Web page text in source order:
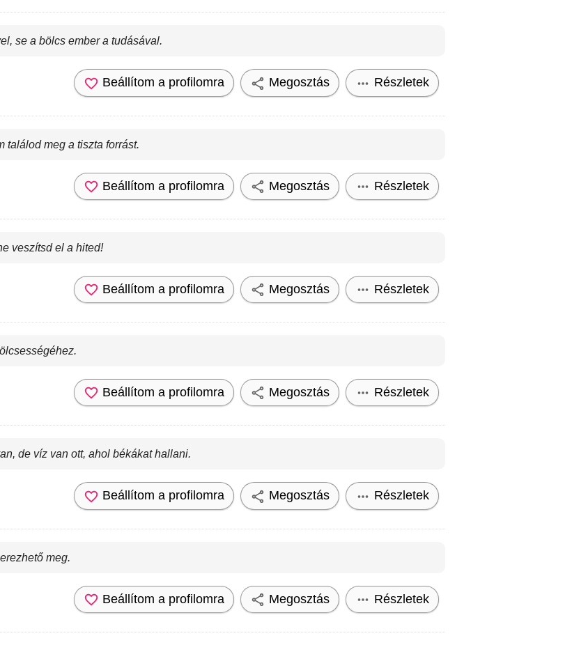
se a bölcs ember a tudásával.
Beállítom a profilomra Megosztás Részletek
találod meg a tiszta forrást.
Beállítom a profilomra Megosztás Részletek
veszítsd el a hited!
Beállítom a profilomra Megosztás Részletek
Beállítom a profilomra Megosztás Részletek
de víz van ott, ahol békákat hallani.
Beállítom a profilomra Megosztás Részletek
meg.
Beállítom a profilomra Megosztás Részletek